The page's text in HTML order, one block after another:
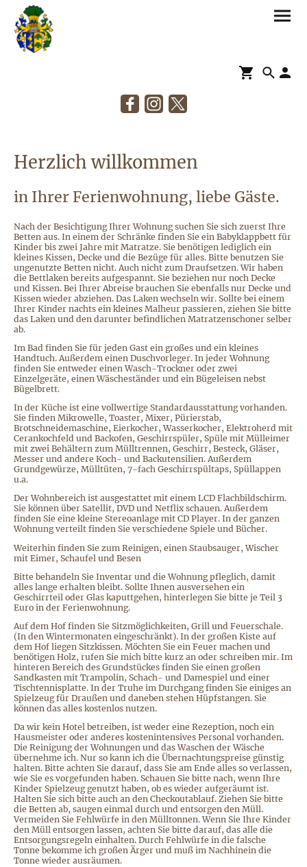
Herzlich willkommen
in Ihrer Ferienwohnung, liebe Gäste.
Nach der Besichtigung Ihrer Wohnung suchen Sie sich zuerst Ihre
Betten aus. In einem der Schränke finden Sie ein Babyklappbett für
Kinder bis zwei Jahre mit Matratze. Sie benötigen lediglich ein
kleines Kissen, Decke und die Bezüge für alles. Bitte benutzen Sie
ungenutzte Betten nicht. Auch nicht zum Draufsetzen. Wir haben
die Bettlaken bereits aufgespannt. Sie beziehen nur noch Decke
und Kissen. Bei Ihrer Abreise brauchen Sie ebenfalls nur Decke und
Kissen wieder abziehen. Das Laken wechseln wir. Sollte bei einem
Ihrer Kinder nachts ein kleines Malheur passieren, ziehen Sie bitte
das Laken und den darunter befindlichen Matratzenschoner selber
ab.
Im Bad finden Sie für jeden Gast ein großes und ein kleines
Handtuch. Außerdem einen Duschvorleger. In jeder Wohnung
finden Sie entweder einen Wasch-Trockner oder zwei
Einzelgeräte, einen Wäscheständer und ein Bügeleisen nebst
Bügelbrett.
In der Küche ist eine vollwertige Standardausstattung vorhanden.
Sie finden Mikrowelle, Toaster, Mixer, Pürierstab,
Brotschneidemaschine, Eierkocher, Wasserkocher, Elektroherd mit
Cerankochfeld und Backofen, Geschirrspüler, Spüle mit Mülleimer
mit zwei Behältern zum Mülltrennen, Geschirr, Besteck, Gläser,
Messer und andere Koch- und Backutensilien. Außerdem
Grundgewürze, Mülltüten, 7-fach Geschirrspültaps, Spüllappen
u.a.
Der Wohnbereich ist ausgestattet mit einem LCD Flachbildschirm.
Sie können über Satellit, DVD und Netflix schauen. Außerdem
finden Sie eine kleine Stereoanlage mit CD Player. In der ganzen
Wohnung verteilt finden Sie verschiedene Spiele und Bücher.
Weiterhin finden Sie zum Reinigen, einen Staubsauger, Wischer
mit Eimer, Schaufel und Besen
Bitte behandeln Sie Inventar und die Wohnung pfleglich, damit
alles lange erhalten bleibt. Sollte Ihnen ausversehen ein
Geschirrteil oder Glas kaputtgehen, hinterlegen Sie bitte je Teil 3
Euro in der Ferienwohnung.
Auf dem Hof finden Sie Sitzmöglichkeiten, Grill und Feuerschale.
(In den Wintermonaten eingeschränkt). In der großen Kiste auf
dem Hof liegen Sitzkissen. Möchten Sie ein Feuer machen und
benötigen Holz, rufen Sie mich bitte kurz an oder schreiben mir. Im
hinteren Bereich des Grundstückes finden Sie einen großen
Sandkasten mit Trampolin, Schach- und Damespiel und einer
Tischtennisplatte. In der Truhe im Durchgang finden Sie einiges an
Spielzeug für Draußen und daneben stehen Hüpfstangen. Sie
können das alles kostenlos nutzen.
Da wir kein Hotel betreiben, ist weder eine Rezeption, noch ein
Hausmeister oder anderes kostenintensives Personal vorhanden.
Die Reinigung der Wohnungen und das Waschen der Wäsche
übernehme ich. Nur so kann ich die Übernachtungspreise günstig
halten. Bitte achten Sie darauf, dass Sie am Ende alles so verlassen,
wie Sie es vorgefunden haben. Schauen Sie bitte nach, wenn Ihre
Kinder Spielzeug genutzt haben, ob es wieder aufgeräumt ist.
Halten Sie sich bitte auch an den Checkoutablauf. Ziehen Sie bitte
die Betten ab, saugen einmal durch und entsorgen den Müll.
Vermeiden Sie Fehlwürfe in den Mülltonnen. Wenn Sie Ihre Kinder
den Müll entsorgen lassen, achten Sie bitte darauf, das alle die
Entsorgungsregeln einhalten. Durch Fehlwürfe in die falsche
Tonne bekomme ich großen Ärger und muß im Nachhinein die
Tonne wieder ausräumen.